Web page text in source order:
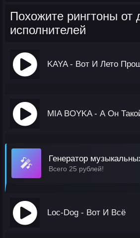
Похожите рингтоны от
исполнителей
KAYA - Вот И Лето
MIA BOYKA - А Он
🎤 Генератор
Всего 25 рублей!
Loc-Dog - Вот И Всё